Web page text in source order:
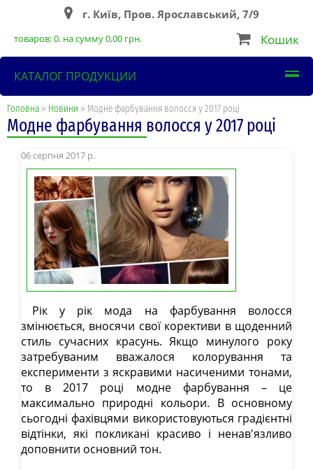
г. Київ, Пров. Ярославський, 7/9
товаров:0. на сумму0,00 грн. Кошик
КАТАЛОГ ПРОДУКЦИИ
Головна » Новини » Модне фарбування волосся у 2017 році
Модне фарбування волосся у 2017 році
06 серпня 2017 р.
Рік у рік мода на фарбування волосся
змінюється, вносячи свої корективи в щоденний
стиль сучасних красунь. Якщо минулого року
затребуваним вважалося колорування та
експерименти з яскравими насиченими тонами,
то в 2017 році модне фарбування – це
максимально природні кольори. В основному
сьогодні фахівцями використовуються градієнтні
відтінки, які покликані красиво і ненав'язливо
доповнити основний тон.